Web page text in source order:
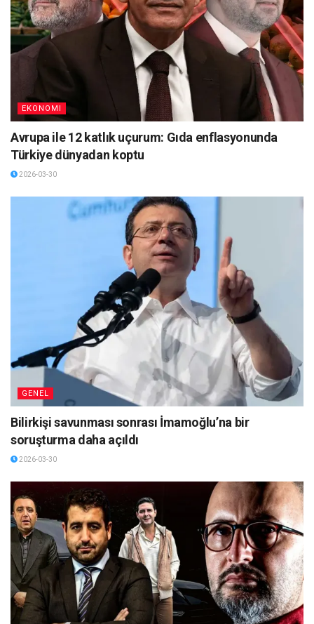
EKONOMI
Avrupa ile 12 katlık uçurum: Gıda enflasyonunda
Türkiye dünyadan koptu
2026-03-30
GENEL
Bilirkişi savunması sonrası İmamoğlu’na bir
soruşturma daha açıldı
2026-03-30